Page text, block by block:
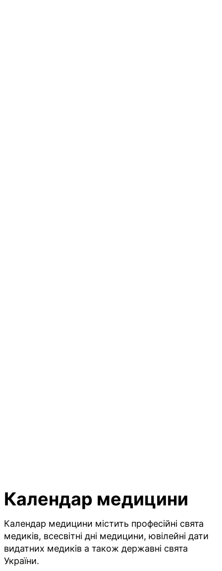
Календар медицини
Календар медицини містить професійні свята
медиків, всесвітні дні медицини, ювілейні дати
видатних медиків а також державні свята
України.